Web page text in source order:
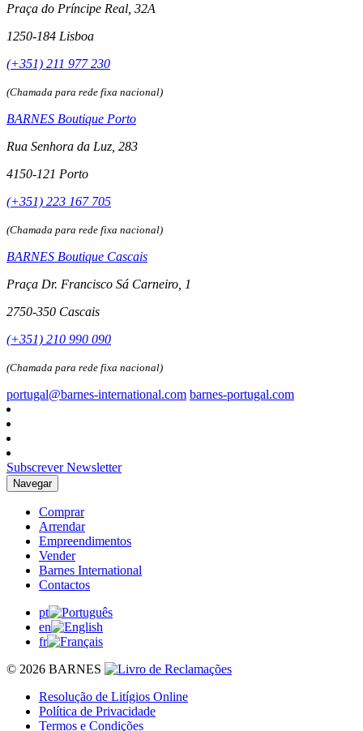
Praça do Príncipe Real, 32A
1250-184 Lisboa
(+351) 211 977 230
(Chamada para rede fixa nacional)
BARNES Boutique Porto
Rua Senhora da Luz, 283
4150-121 Porto
(+351) 223 167 705
(Chamada para rede fixa nacional)
BARNES Boutique Cascais
Praça Dr. Francisco Sá Carneiro, 1
2750-350 Cascais
(+351) 210 990 090
(Chamada para rede fixa nacional)
portugal@barnes-international.com barnes-portugal.com
Subscrever Newsletter
Navegar
Comprar
Arrendar
Empreendimentos
Vender
Barnes International
Contactos
pt
en
fr
© 2026 BARNES
Resolução de Litígios Online
Política de Privacidade
Termos e Condições